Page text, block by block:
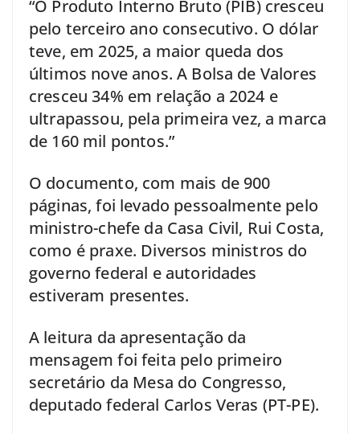
“O Produto Interno Bruto (PIB) cresceu
pelo terceiro ano consecutivo. O dólar
teve, em 2025, a maior queda dos
últimos nove anos. A Bolsa de Valores
cresceu 34% em relação a 2024 e
ultrapassou, pela primeira vez, a marca
de 160 mil pontos.”
O documento, com mais de 900
páginas, foi levado pessoalmente pelo
ministro-chefe da Casa Civil, Rui Costa,
como é praxe. Diversos ministros do
governo federal e autoridades
estiveram presentes.
A leitura da apresentação da
mensagem foi feita pelo primeiro
secretário da Mesa do Congresso,
deputado federal Carlos Veras (PT-PE).